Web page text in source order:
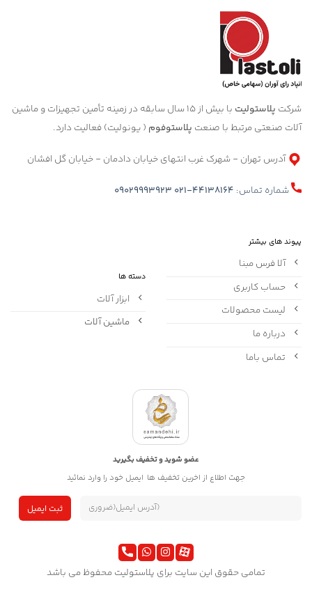
شرکت پلاستولیت
با بیش از 15 سال سابقه در زمینه تأمین تجهیزات و ماشین
آلات صنعتی مرتبط با صنعت پلاستوفوم ( یونولیت) فعالیت دارد.
آدرس تهران - شهرک غرب انتهای خیابان دادمان - خیابان گل افشان
شماره تماس: 021-44138164
09029993923
پیوند های بیشتر
آلا فرس مبنا
حساب کاربری
لیست محصولات
درباره ما
تماس باما
دسته ها
ابزار آلات
ماشین آلات
عضو شوید و تخفیف بگیرید
جهت اطلاع از اخرین تخفیف ها ایمیل خود را وارد نمائید
تمامی حقوق این سایت برای پلاستولیت محفوظ می باشد